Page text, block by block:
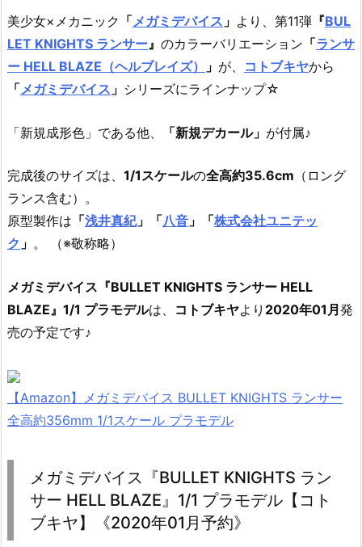
美少女×メカニック 「メガミデバイス 」 より、第11弾 『BUL
LET KNIGHTS ランサー』 のカラーバリエーション 「ランサ
ー HELL BLAZE（ヘルブレイズ）
」 が、 コトブキヤから
「メガミデバイス 」 シリーズにラインナップ☆
「新規成形色」である他、 「新規デカール」 が付属♪
完成後のサイズは、 1/1スケールの全高約35.6cm （ロング
ランス含む）。
原型製作は 「浅井真紀」「八音 」「株式会社ユニテッ
ク 」 。 （※敬称略）
メガミデバイス『BULLET KNIGHTS ランサー HELL
BLAZE』1/1 プラモデルは、 コトブキヤより 2020年01月発
売の予定です♪
【Amazon】メガミデバイス BULLET KNIGHTS ランサー
全高約356mm 1/1スケール プラモデル
メガミデバイス『BULLET KNIGHTS ラン
サー HELL BLAZE』1/1 プラモデル【コト
ブキヤ】《2020年01月予約》